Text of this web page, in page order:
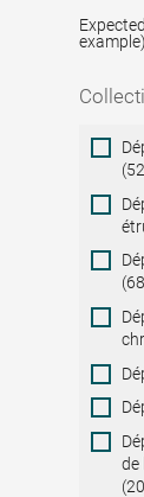
example).
de